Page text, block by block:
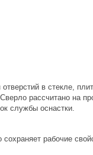
в стекле,
рассчитано на
службы оснастки.
рабочие